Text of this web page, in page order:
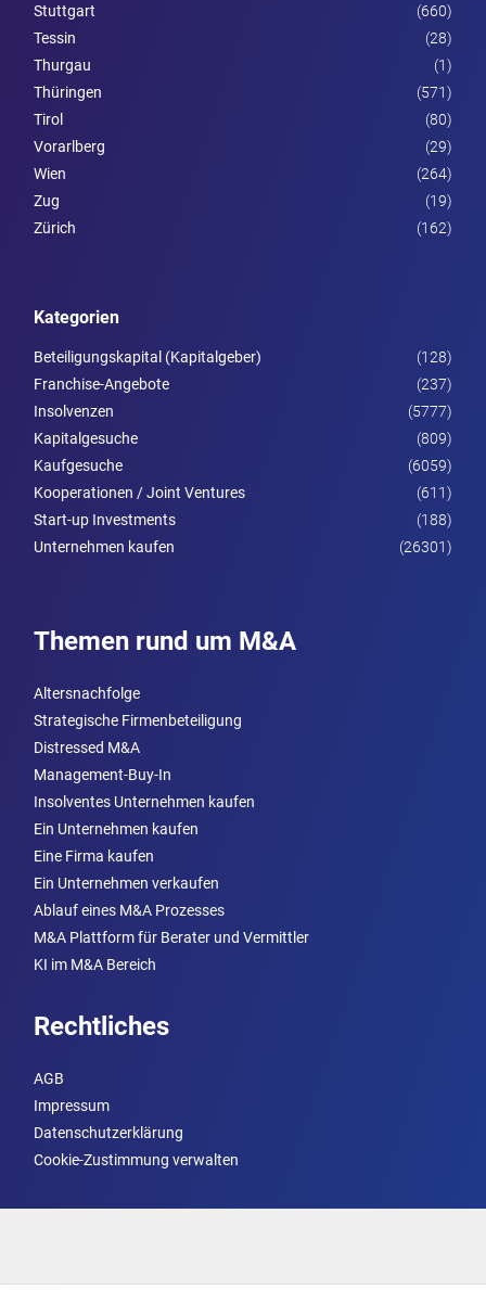
Stuttgart
(660)
Tessin
(28)
Thurgau
(1)
Thüringen
(571)
Tirol
(80)
Vorarl­berg
(29)
Wien
(264)
Zug
(19)
Zürich
(162)
Kategorien
Beteiligungskapital (Kapitalgeber)
(128)
Franchise-Angebote
(237)
Insolvenzen
(5777)
Kapitalgesuche
(809)
Kaufgesuche
(6059)
Kooperationen / Joint Ventures
(611)
Start-up Investments
(188)
Unternehmen kaufen
(26301)
Themen rund um M&A
Altersnachfolge
Strategische Firmenbeteiligung
Distressed M&A
Management-Buy-In
Insolventes Unternehmen kaufen
Ein Unternehmen kaufen
Eine Firma kaufen
Ein Unternehmen verkaufen
Ablauf eines M&A Prozesses
M&A Plattform für Berater und Vermittler
KI im M&A Bereich
Rechtliches
AGB
Impressum
Datenschutzerklärung
Cookie-Zustimmung verwalten